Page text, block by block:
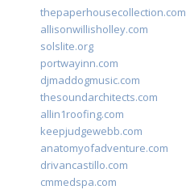
thepaperhousecollection.com
allisonwillisholley.com
solslite.org
portwayinn.com
djmaddogmusic.com
thesoundarchitects.com
allin1roofing.com
keepjudgewebb.com
anatomyofadventure.com
drivancastillo.com
cmmedspa.com